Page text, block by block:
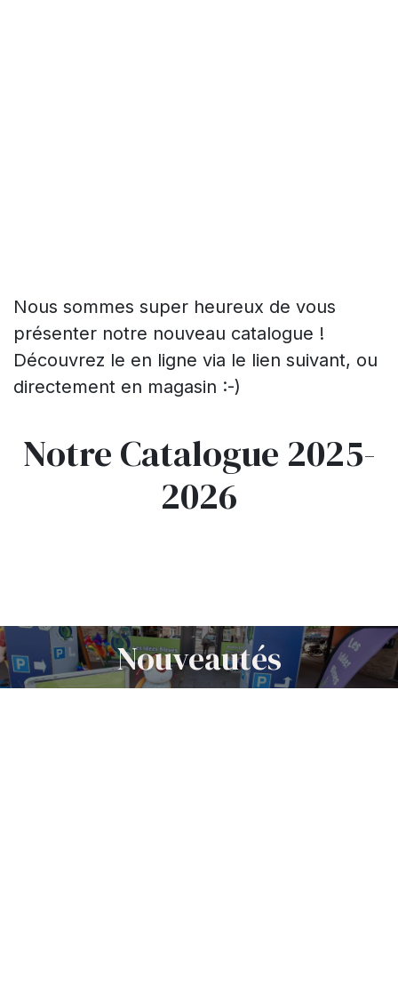
Nous sommes super heureux de vous
présenter notre nouveau catalogue !
Découvrez le en ligne via le lien suivant, ou
directement en magasin :-)
Notre Catalogue 2025-
2026
Nouveautés